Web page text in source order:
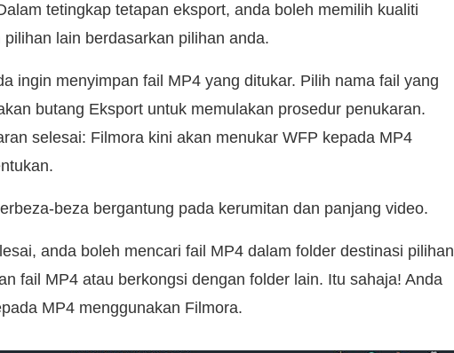
tetingkap tetapan eksport, anda boleh memilih kualiti
lain berdasarkan pilihan anda.
ingin menyimpan fail MP4 yang ditukar. Pilih nama fail yang
butang Eksport untuk memulakan prosedur penukaran.
selesai: Filmora kini akan menukar WFP kepada MP4
beza bergantung pada kerumitan dan panjang video.
anda boleh mencari fail MP4 dalam folder destinasi pilihan
fail MP4 atau berkongsi dengan folder lain. Itu sahaja! Anda
MP4 menggunakan Filmora.